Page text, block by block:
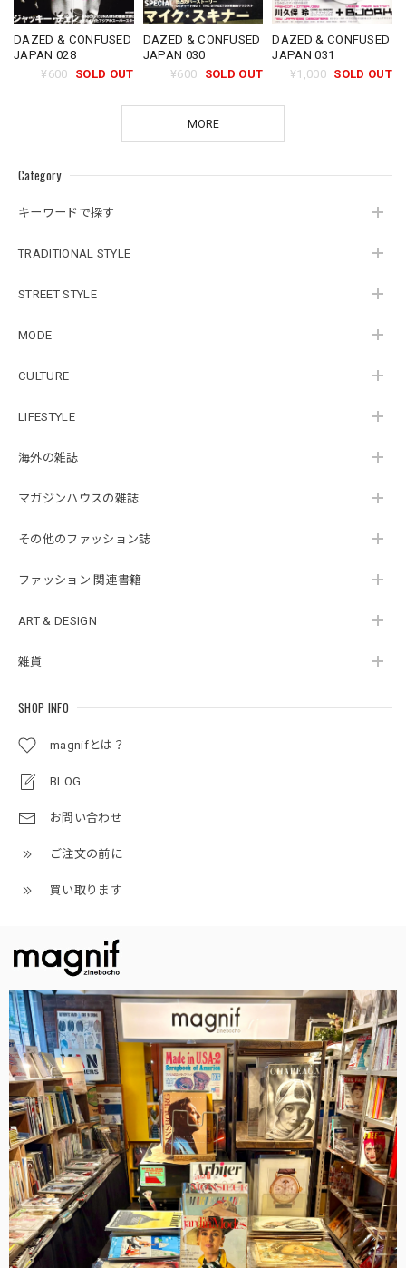
Category
キーワードで探す
TRADITIONAL STYLE
STREET STYLE
MODE
CULTURE
LIFESTYLE
海外の雑誌
マガジンハウスの雑誌
その他のファッション誌
ファッション 関連書籍
ART & DESIGN
雑貨
SHOP INFO
magnifとは？
BLOG
お問い合わせ
ご注文の前に
買い取ります
DAZED & CONFUSED
JAPAN 028
¥600
SOLD OUT
DAZED & CONFUSED
JAPAN 030
¥600
SOLD OUT
DAZED & CONFUSED
JAPAN 031
¥1,000 SOLD OUT
MORE